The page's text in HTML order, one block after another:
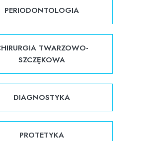
PERIODONTOLOGIA
TWARZOWO-
SZCZĘKOWA
DIAGNOSTYKA
PROTETYKA